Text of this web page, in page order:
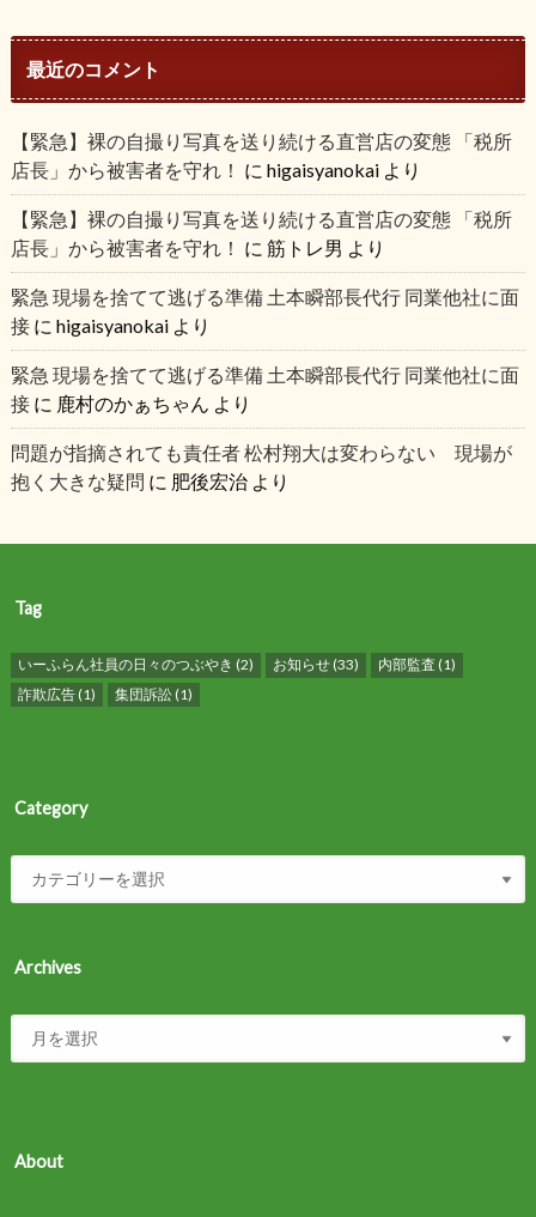
最近のコメント
【緊急】裸の自撮り写真を送り続ける直営店の変態 「税所
店長」から被害者を守れ！ に higaisyanokaiより
【緊急】裸の自撮り写真を送り続ける直営店の変態 「税所
店長」から被害者を守れ！ に 筋トレ男 より
緊急 現場を捨てて逃げる準備 土本瞬部長代行 同業他社に面
接に higaisyanokaiより
緊急 現場を捨てて逃げる準備 土本瞬部長代行 同業他社に面
接に 鹿村のかぁちゃん より
問題が指摘されても責任者 松村翔大は変わらない 現場が
抱く大きな疑問 に 肥後宏治より
Tag
いーふらん社員の日々のつぶやき (2) お知らせ(33) 内部監査 (1)
詐欺広告(1) 集団訴訟(1)
Category
Archives
About